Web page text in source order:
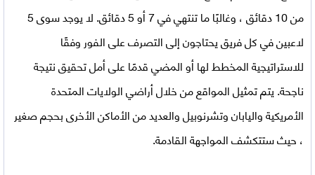
من 10 دقائق ، وغالبًا ما تنتهي في 7 أو 5 دقائق. لا يوجد سوى 5
لاعبين في كل فريق يحتاجون إلى التصرف على الفور وفقًا
للاستراتيجية المخطط لها أو المضي قدمًا على أمل تحقيق نتيجة
ناجحة. يتم تمثيل المواقع من خلال أراضي الولايات المتحدة
الأمريكية واليابان وتشرنوبيل والعديد من الأماكن الأخرى بحجم صغير
، حيث ستتكشف المواجهة القادمة.